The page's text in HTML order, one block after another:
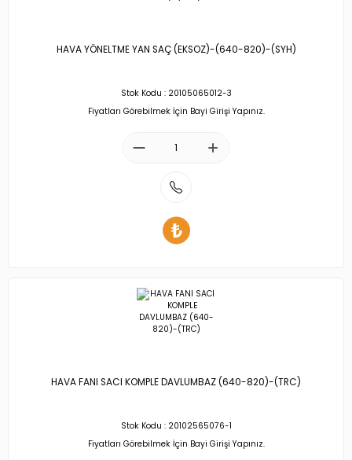
HAVA YÖNELTME YAN SAÇ (EKSOZ)-(640-820)-(SYH)
Stok Kodu : 20105065012-3
Fiyatları Görebilmek İçin Bayi Girişi Yapınız.
HAVA FANI SACI KOMPLE DAVLUMBAZ (640-820)-(TRC)
Stok Kodu : 20102565076-1
Fiyatları Görebilmek İçin Bayi Girişi Yapınız.